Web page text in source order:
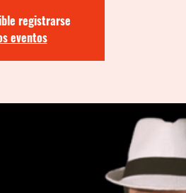
registrarse
eventos